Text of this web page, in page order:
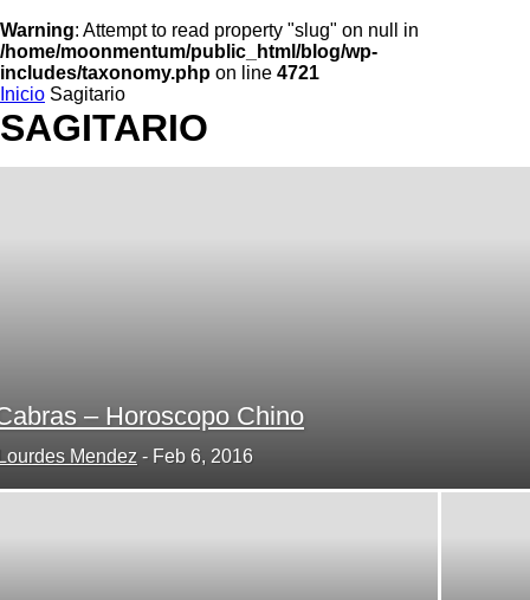
Warning: Attempt to read property "slug" on null in
/home/moonmentum/public_html/blog/wp-
includes/taxonomy.php on line 4721
Inicio Sagitario
SAGITARIO
– Horoscopo Chino
Mendez - Feb 6, 2016